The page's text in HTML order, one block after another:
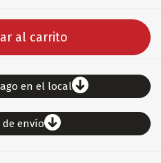
al carrito
en el local
de envío